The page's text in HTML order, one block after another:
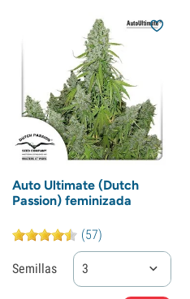
Auto Ultimate (Dutch
Passion) feminizada
(57)
Semillas 3